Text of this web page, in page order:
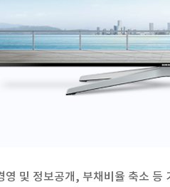
영및정보공개,부채비율축소